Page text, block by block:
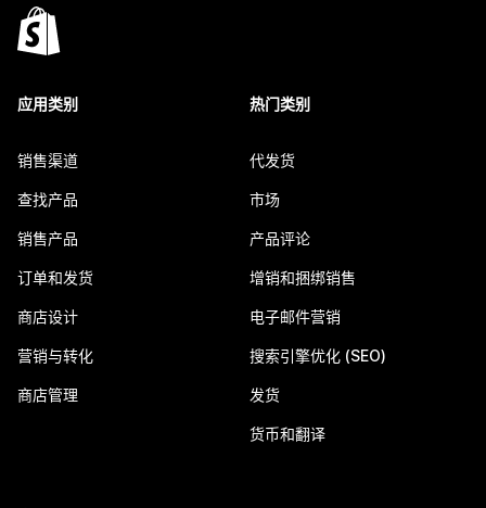
应用类别
销售渠道
查找产品
销售产品
订单和发货
商店设计
营销与转化
商店管理
热门类别
代发货
市场
产品评论
增销和捆绑销售
电子邮件营销
搜索引擎优化 (SEO)
发货
货币和翻译